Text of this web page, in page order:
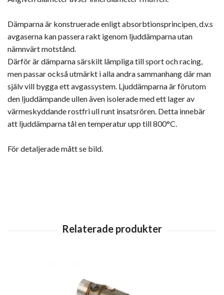
Dämparna är konstruerade enligt absorbtionsprincipen, d.v.s
avgaserna kan passera rakt igenom ljuddämparna utan
nämnvärt motstånd.
Därför är dämparna särskilt lämpliga till sport och racing,
men passar också utmärkt i alla andra sammanhang där man
själv vill bygga ett avgassystem. Ljuddämparna är förutom
den ljuddämpande ullen även isolerade med ett lager av
värmeskyddande rostfri ull runt insatsrören. Detta innebär
att ljuddämparna tål en temperatur upp till 800°C.
För detaljerade mått se bild.